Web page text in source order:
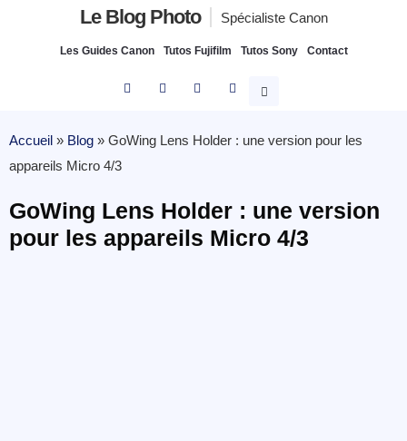
Le Blog Photo Spécialiste Canon
Les Guides Canon Tutos Fujifilm Tutos Sony Contact
Accueil » Blog » GoWing Lens Holder : une version pour les
appareils Micro 4/3
GoWing Lens Holder : une version
pour les appareils Micro 4/3